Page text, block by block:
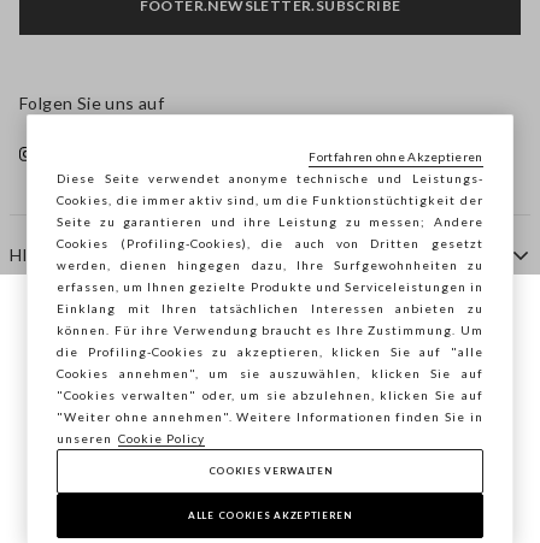
HILFE
AGENTUR
KONTAKTE
FOOTER.NEWSLETTER.SUBSCRIBE
Folgen Sie uns auf
Copyright © Ovs S.p.A. MwSt.-Nr. 04240010274 - Kap.
Kap. 290.923.470 -2.4.0
Sie surfen auf der Seite von STEFANEL
Deutschland, möchten Sie Ihren Standort
speichern?
BESTÄTIGEN
Diese Seite verwendet anonyme technische und Leistungs-
Cookies, die immer aktiv sind, um die Funktionstüchtigkeit der
Seite zu garantieren und ihre Leistung zu messen; Andere
Cookies (Profiling-Cookies), die auch von Dritten gesetzt
werden, dienen hingegen dazu, Ihre Surfgewohnheiten zu
erfassen, um Ihnen gezielte Produkte und Serviceleistungen in
Einklang mit Ihren tatsächlichen Interessen anbieten zu
können. Für ihre Verwendung braucht es Ihre Zustimmung. Um
die Profiling-Cookies zu akzeptieren, klicken Sie auf "alle
Cookies annehmen", um sie auszuwählen, klicken Sie auf
"Cookies verwalten" oder, um sie abzulehnen, klicken Sie auf
"Weiter ohne annehmen". Weitere Informationen finden Sie in
unseren
Cookie Policy
COOKIES VERWALTEN
ALLE COOKIES AKZEPTIEREN
Fortfahren ohne Akzeptieren